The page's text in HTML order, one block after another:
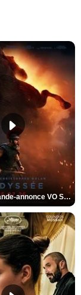
L'Odyssée Bande-annonce VO STFR